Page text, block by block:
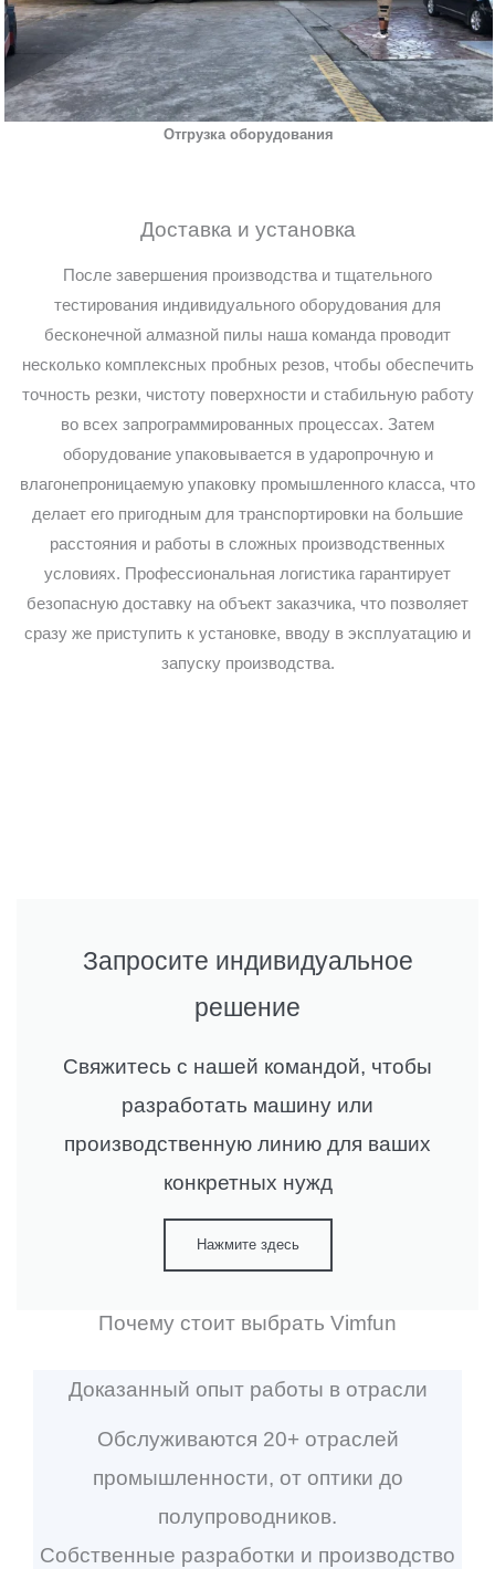
Отгрузка оборудования
Доставка и установка
После завершения производства и тщательного
тестирования индивидуального оборудования для
бесконечной алмазной пилы наша команда проводит
несколько комплексных пробных резов, чтобы обеспечить
точность резки, чистоту поверхности и стабильную работу
во всех запрограммированных процессах. Затем
оборудование упаковывается в ударопрочную и
влагонепроницаемую упаковку промышленного класса, что
делает его пригодным для транспортировки на большие
расстояния и работы в сложных производственных
условиях. Профессиональная логистика гарантирует
безопасную доставку на объект заказчика, что позволяет
сразу же приступить к установке, вводу в эксплуатацию и
запуску производства.
Запросите индивидуальное
решение
Свяжитесь с нашей командой, чтобы
разработать машину или
производственную линию для ваших
конкретных нужд
Нажмите здесь
Почему стоит выбрать Vimfun
Доказанный опыт работы в отрасли
Обслуживаются 20+ отраслей
промышленности, от оптики до
полупроводников.
Собственные разработки и производство